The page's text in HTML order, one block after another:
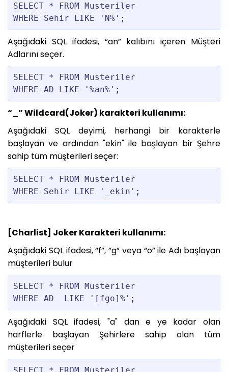
SELECT * FROM Musteriler
Aşağıdaki SQL ifadesi, “an” kalıbını içeren Müşteri
Adlarını seçer.
SELECT * FROM Musteriler
“_” Wildcard(Joker) karakteri kullanımı:
Aşağıdaki SQL deyimi, herhangi bir karakterle
başlayan ve ardından "ekin" ile başlayan bir Şehre
sahip tüm müşterileri seçer:
SELECT * FROM Musteriler
[Charlist] Joker Karakteri kullanımı:
Aşağıdaki SQL ifadesi, “f”, ”g” veya “o” ile Adı başlayan
müşterileri bulur
SELECT * FROM Musteriler
Aşağıdaki SQL ifadesi, "a" dan e ye kadar olan
harflerle başlayan Şehirlere sahip olan tüm
müşterileri seçer
SELECT * FROM Musteriler